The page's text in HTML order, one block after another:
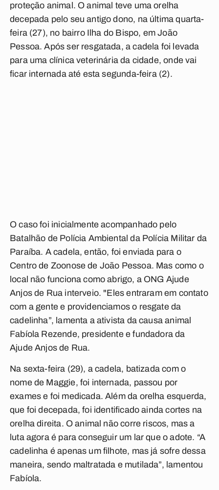
proteção animal. O animal teve uma orelha
decepada pelo seu antigo dono, na última quarta-
feira (27), no bairro Ilha do Bispo, em João
Pessoa. Após ser resgatada, a cadela foi levada
para uma clínica veterinária da cidade, onde vai
ficar internada até esta segunda-feira (2).
O caso foi inicialmente acompanhado pelo
Batalhão de Polícia Ambiental da Polícia Militar da
Paraíba. A cadela, então, foi enviada para o
Centro de Zoonose de João Pessoa. Mas como o
local não funciona como abrigo, a ONG Ajude
Anjos de Rua interveio. "Eles entraram em contato
com a gente e providenciamos o resgate da
cadelinha”, lamenta a ativista da causa animal
Fabíola Rezende, presidente e fundadora da
Ajude Anjos de Rua.
Na sexta-feira (29), a cadela, batizada com o
nome de Maggie, foi internada, passou por
exames e foi medicada. Além da orelha esquerda,
que foi decepada, foi identificado ainda cortes na
orelha direita. O animal não corre riscos, mas a
luta agora é para conseguir um lar que o adote. “A
cadelinha é apenas um filhote, mas já sofre dessa
maneira, sendo maltratada e mutilada”, lamentou
Fabíola.